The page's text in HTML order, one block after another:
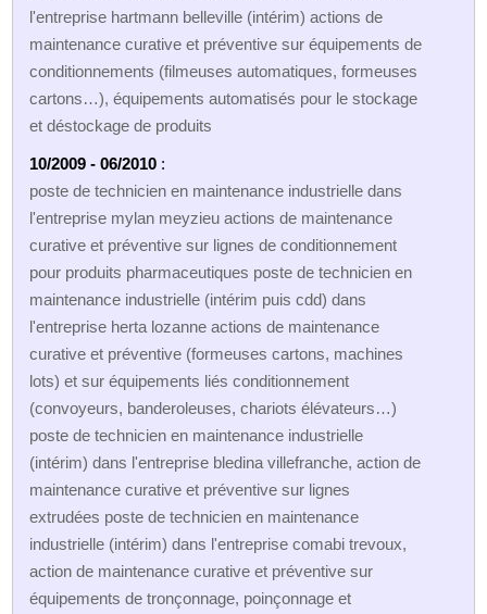
l'entreprise hartmann belleville (intérim) actions de
maintenance curative et préventive sur équipements de
conditionnements (filmeuses automatiques, formeuses
cartons…), équipements automatisés pour le stockage
et déstockage de produits
10/2009 - 06/2010 :
poste de technicien en maintenance industrielle dans
l'entreprise mylan meyzieu actions de maintenance
curative et préventive sur lignes de conditionnement
pour produits pharmaceutiques poste de technicien en
maintenance industrielle (intérim puis cdd) dans
l'entreprise herta lozanne actions de maintenance
curative et préventive (formeuses cartons, machines
lots) et sur équipements liés conditionnement
(convoyeurs, banderoleuses, chariots élévateurs…)
poste de technicien en maintenance industrielle
(intérim) dans l'entreprise bledina villefranche, action de
maintenance curative et préventive sur lignes
extrudées poste de technicien en maintenance
industrielle (intérim) dans l'entreprise comabi trevoux,
action de maintenance curative et préventive sur
équipements de tronçonnage, poinçonnage et